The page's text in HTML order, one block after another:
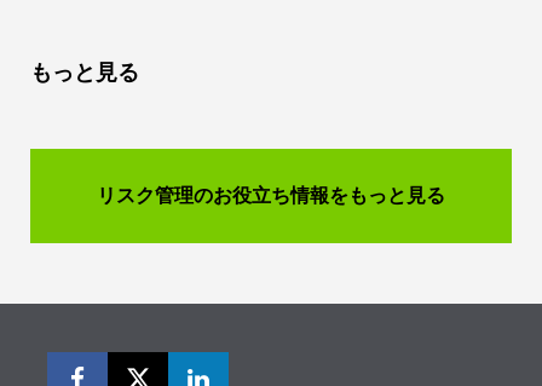
（必要な時には、整備士の助けも借りながら）プ
宿泊施設に宿泊し、素晴らしい料理に舌鼓を打つ
同じような車好きの仲間と一緒に楽しむことがで
きるのです。
もっと見る
リスク管理のお役立ち情報をもっと見る